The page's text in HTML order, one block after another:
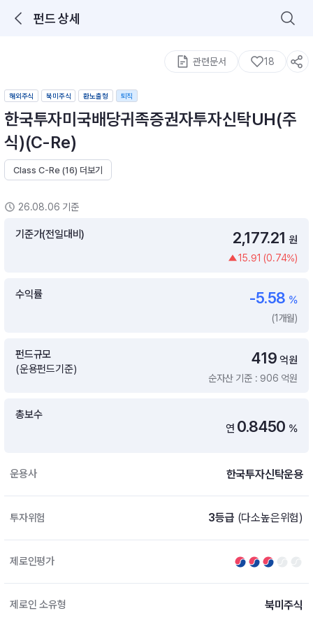
펀드 상세
구성종목 검색
관련문서 18
해외주식 북미주식 환노출형 퇴직
한국투자미국배당귀족증권자투자신탁UH(주
식)(C-Re)
Class C-Re (16) 더보기
26.08.06 기준
기준가(전일대비) 2,177.21 원
15.91 (0.74%)
수익률 -5.58 %
(1개월)
펀드규모
(운용펀드기준)
419 억원
순자산 기준 : 906 억원
총보수
연 0.8450 %
운용사 한국투자신탁운용
투자위험 3등급 (다소높은위험)
제로인평가
제로인 소유형 북미주식
추천 메뉴
ETF 랭킹
월배당 · 모으기 · 포트래빗 관리
월배당 포트
포트래빗 관리
미국 ETF 검색
ETF 비교
연금 ETF 검색
ETF트렌드 ETF 랭킹 · ETF 찾기 · 종목찾기
미국ETF테마
연금 펀드 검색
투자 라이브러리
ETF 처음투자
내맘대로 만들기
DIY 포트 관리
고객라운지
이벤트
공지사항
FAQ